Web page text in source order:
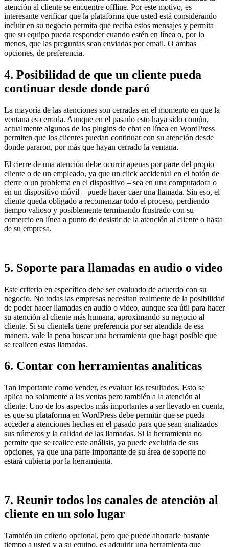
atención al cliente se encuentre offline. Por este motivo, es
interesante verificar que la plataforma que usted está considerando
incluir en su negocio permita que reciba estos mensajes y permita
que su equipo pueda responder cuando estén en línea o, por lo
menos, que las preguntas sean enviadas por email. O ambas
opciones, de preferencia.
4. Posibilidad de que un cliente pueda
continuar desde donde paró
La mayoría de las atenciones son cerradas en el momento en que la
ventana es cerrada. Aunque en el pasado esto haya sido común,
actualmente algunos de los plugins de chat en línea en WordPress
permiten que los clientes puedan continuar con su atención desde
donde pararon, por más que hayan cerrado la ventana.
El cierre de una atención debe ocurrir apenas por parte del propio
cliente o de un empleado, ya que un click accidental en el botón de
cierre o un problema en el dispositivo – sea en una computadora o
en un dispositivo móvil – puede hacer caer una llamada. Sin eso, el
cliente queda obligado a recomenzar todo el proceso, perdiendo
tiempo valioso y posiblemente terminando frustrado con su
comercio en línea a punto de desistir de la atención al cliente o hasta
de su empresa.
5. Soporte para llamadas en audio o video
Este criterio en específico debe ser evaluado de acuerdo con su
negocio. No todas las empresas necesitan realmente de la posibilidad
de poder hacer llamadas en audio o video, aunque sea útil para hacer
su atención al cliente más humana, aproximando su negocio al
cliente. Si su clientela tiene preferencia por ser atendida de esa
manera, vale la pena buscar una herramienta que haga posible que
se realicen estas llamadas.
6. Contar con herramientas analíticas
Tan importante como vender, es evaluar los resultados. Esto se
aplica no solamente a las ventas pero también a la atención al
cliente. Uno de los aspectos más importantes a ser llevado en cuenta,
es que su plataforma en WordPress debe permitir que se pueda
acceder a atenciones hechas en el pasado para que sean analizados
sus números y la calidad de las llamadas. Si la herramienta no
permite que se realice este análisis, ya puede excluirla de sus
opciones, ya que una parte importante de su área de soporte no
estará cubierta por la herramienta.
7. Reunir todos los canales de atención al
cliente en un solo lugar
También un criterio opcional, pero que puede ahorrarle bastante
tiempo a usted y a su equipo, es adquirir una herramienta que